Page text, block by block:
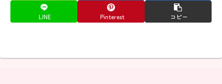
LINE Pinterest コピー